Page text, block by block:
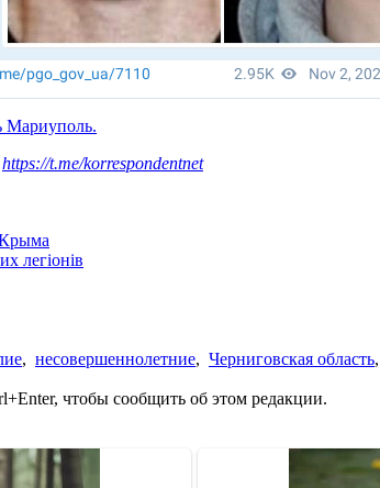
Мариуполь.
https://t.me/korrespondentnet
Крыма
легіонів
, несовершеннолетние, Черниговская область,
чтобы сообщить об этом редакции.